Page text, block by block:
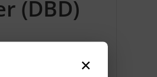
(DBD)
×